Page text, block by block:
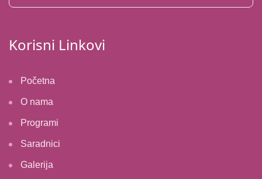
Korisni Linkovi
Početna
O nama
Programi
Saradnici
Galerija